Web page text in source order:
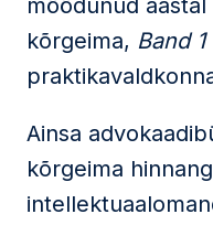
möödunud
kõrgeima, Band 1
Ainsa
kõrgeima